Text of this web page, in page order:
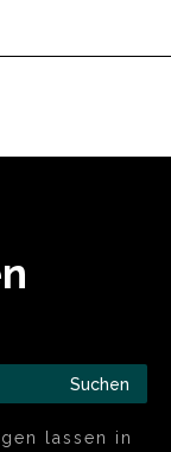
Suchen
lassen in